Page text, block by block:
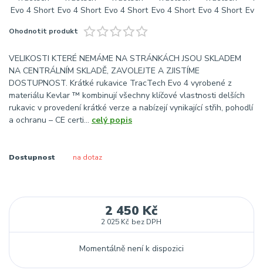
Ohodnotit produkt
VELIKOSTI KTERÉ NEMÁME NA STRÁNKÁCH JSOU SKLADEM
NA CENTRÁLNÍM SKLADĚ, ZAVOLEJTE A ZJISTÍME
DOSTUPNOST. Krátké rukavice TracTech Evo 4 vyrobené z
materiálu Kevlar ™ kombinují všechny klíčové vlastnosti delších
rukavic v provedení krátké verze a nabízejí vynikající střih, pohodlí
a ochranu – CE certi... celý popis
Dostupnost na dotaz
2 450 Kč
2 025 Kč bez DPH
Momentálně není k dispozici